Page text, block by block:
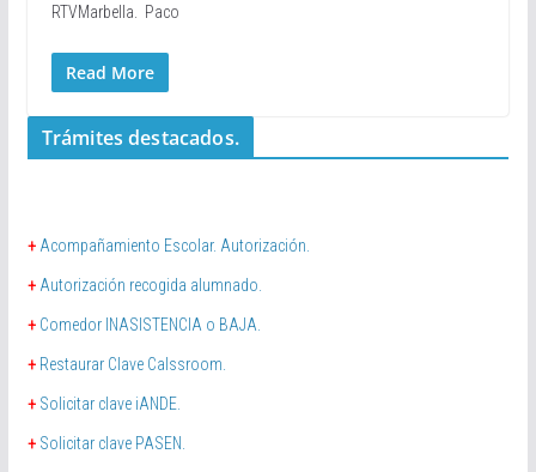
RTVMarbella. Paco
Read More
Trámites destacados.
+ Acompañamiento Escolar. Autorización.
+ Autorización recogida alumnado.
+ Comedor INASISTENCIA o BAJA.
+ Restaurar Clave Calssroom.
+ Solicitar clave iANDE.
+ Solicitar clave PASEN.